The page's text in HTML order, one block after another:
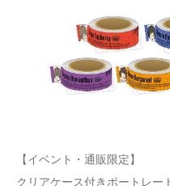
【イベント・通販限定】
クリアケース付きポートレー